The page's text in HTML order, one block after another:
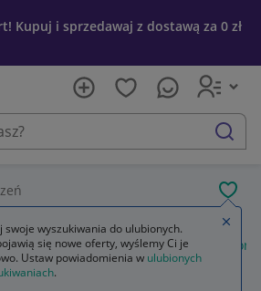
Kupuj i sprzedawaj z dostawą za 0 zł
szukaj
podkłady higieniczne podkłady
swoje wyszukiwania do ulubionych.
się nowe oferty, wyślemy Ci je
Ustaw powiadomienia w ulubionych
.